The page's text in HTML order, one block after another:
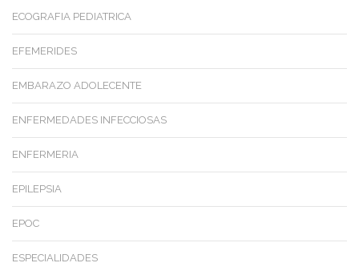
ECOGRAFIA PEDIATRICA
EFEMERIDES
EMBARAZO ADOLECENTE
ENFERMEDADES INFECCIOSAS
ENFERMERIA
EPILEPSIA
EPOC
ESPECIALIDADES